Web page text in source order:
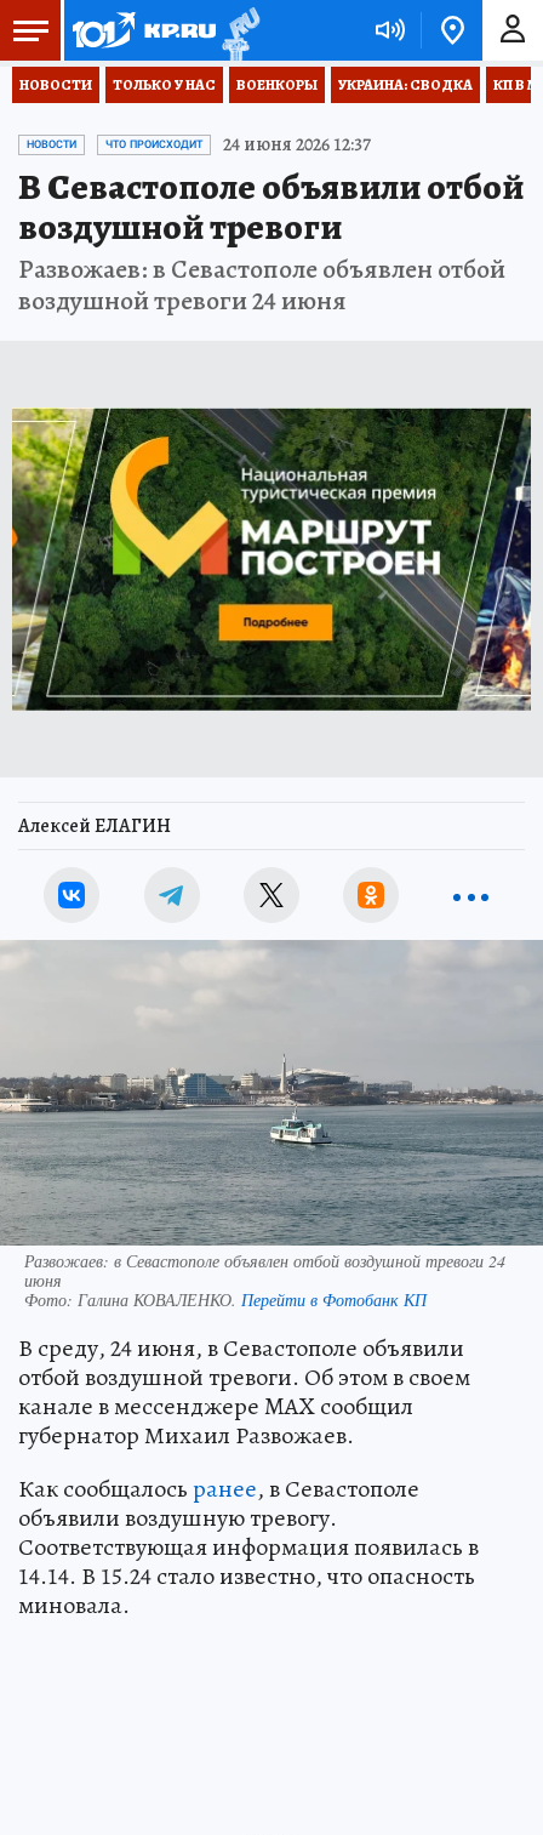
НОВОСТИ ТОЛЬКО У НАС ВОЕНКОРЫ УКРАИНА: СВОДКА КП В
НОВОСТИ ЧТО ПРОИСХОДИТ 24 июня 2026 12:37
В Севастополе объявили отбой
воздушной тревоги
Развожаев: в Севастополе объявлен отбой
воздушной тревоги 24 июня
Алексей ЕЛАГИН
Развожаев: в Севастополе объявлен отбой воздушной тревоги 24
июня
Фото: Галина КОВАЛЕНКО. Перейти в Фотобанк КП
В среду, 24 июня, в Севастополе объявили
отбой воздушной тревоги. Об этом в своем
канале в мессенджере MAX сообщил
губернатор Михаил Развожаев.
Как сообщалосьранее, в Севастополе
объявили воздушную тревогу.
Соответствующая информация появилась в
14.14. В 15.24 стало известно, что опасность
миновала.